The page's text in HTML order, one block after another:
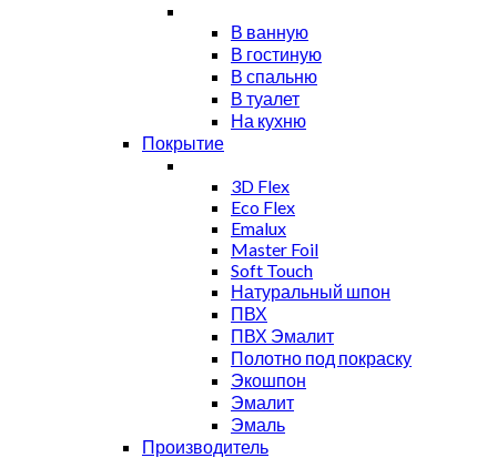
В ванную
В гостиную
В спальню
В туалет
На кухню
Покрытие
3D Flex
Eco Flex
Emalux
Master Foil
Soft Touch
Натуральный шпон
ПВХ
ПВХ Эмалит
Полотно под покраску
Экошпон
Эмалит
Эмаль
Производитель